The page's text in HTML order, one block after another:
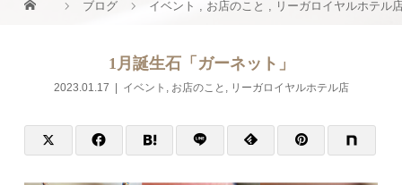
ブログ イベント , お店のこと , リーガロイヤルホテル
1月誕生石「ガーネット」
2023.01.17 イベント , お店のこと , リーガロイヤルホテル店